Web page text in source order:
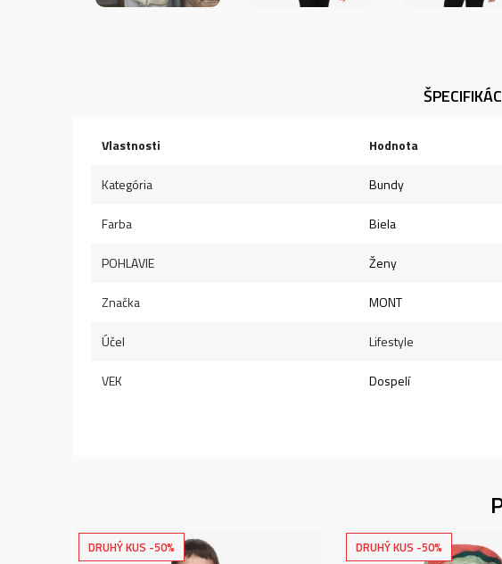
Vlastnosti Hodnota
Kategória Bundy
Farba Biela
POHLAVIE Ženy
Značka MONT
Účel Lifestyle
VEK Dospelí
DRUHÝ KUS -50% DRUHÝ KUS -50%